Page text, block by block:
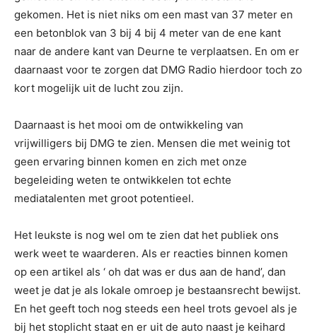
gekomen. Het is niet niks om een mast van 37 meter en
een betonblok van 3 bij 4 bij 4 meter van de ene kant
naar de andere kant van Deurne te verplaatsen. En om er
daarnaast voor te zorgen dat DMG Radio hierdoor toch zo
kort mogelijk uit de lucht zou zijn.
Daarnaast is het mooi om de ontwikkeling van
vrijwilligers bij DMG te zien. Mensen die met weinig tot
geen ervaring binnen komen en zich met onze
begeleiding weten te ontwikkelen tot echte
mediatalenten met groot potentieel.
Het leukste is nog wel om te zien dat het publiek ons
werk weet te waarderen. Als er reacties binnen komen
op een artikel als ‘ oh dat was er dus aan de hand’, dan
weet je dat je als lokale omroep je bestaansrecht bewijst.
En het geeft toch nog steeds een heel trots gevoel als je
bij het stoplicht staat en er uit de auto naast je keihard